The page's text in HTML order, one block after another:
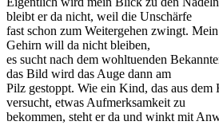
bleibt er da nicht, weil die Unschärfe
fast schon zum Weitergehen zwingt.
Gehirn will da nicht bleiben,
es sucht nach dem wohltuenden
das Bild wird das Auge dann am
Pilz gestoppt. Wie ein Kind, das aus dem
versucht, etwas Aufmerksamkeit zu
bekommen, steht er da und winkt mit